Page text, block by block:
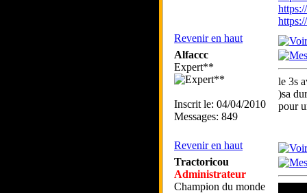
Revenir en haut
Alfaccc
Expert**
Inscrit le: 04/04/2010
Messages: 849
le 3s
)sa
pour
Revenir en haut
Tractoricou
Administrateur
Champion du monde